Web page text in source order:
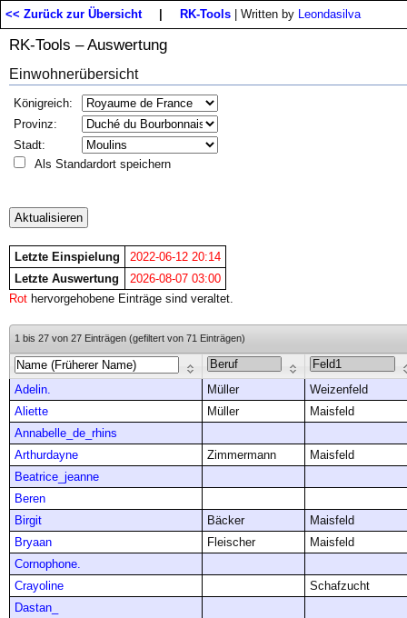
<< Zurück zur Übersicht RK-Tools | Written by Leondasilva
RK-Tools – Auswertung
Einwohnerübersicht
Königreich:
Provinz:
Stadt:
Als Standardort speichern
Letzte Einspielung
2022-06-12 20:14
Letzte Auswertung
2026-08-07 03:00
Rot hervorgehobene Einträge sind veraltet.
1 bis 27 von 27 Einträgen (gefiltert von 71 Einträgen)
Adelin. Müller
Weizenfeld
Aliette
Müller
Maisfeld
Annabelle_de_rhins
Arthurdayne
Zimmermann
Maisfeld
Beatrice_jeanne
Beren
Birgit
Bäcker
Maisfeld
Bryaan
Fleischer
Maisfeld
Cornophone.
Crayoline
Schafzucht
Dastan_